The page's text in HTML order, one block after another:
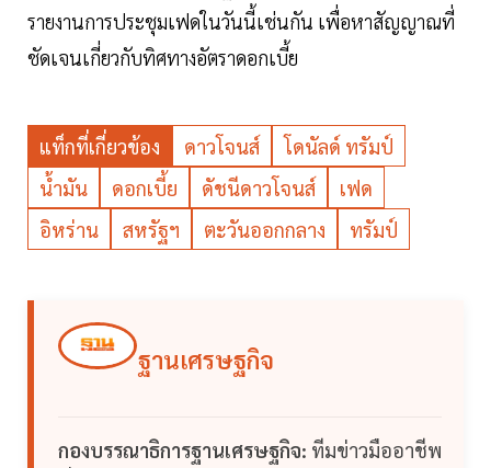
รายงานการประชุมเฟดในวันนี้เช่นกัน เพื่อหาสัญญาณที่
ชัดเจนเกี่ยวกับทิศทางอัตราดอกเบี้ย
แท็กที่เกี่ยวข้อง ดาวโจนส์
โดนัลด์ ทรัมป์
น้ำมัน
ดอกเบี้ย ดัชนีดาวโจนส์
เฟด
อิหร่าน
สหรัฐฯ ตะวันออกกลาง ทรัมป์
ฐานเศรษฐกิจ
กองบรรณาธิการฐานเศรษฐกิจ: ทีมข่าวมืออาชีพ